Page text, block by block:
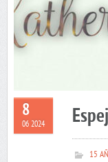
8
06 2024
15